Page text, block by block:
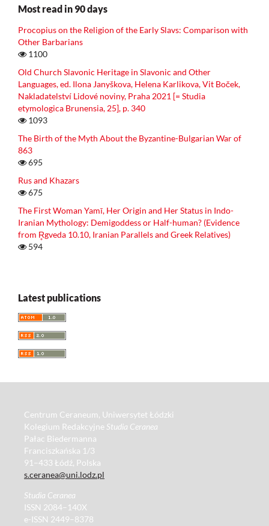
Most read in 90 days
Procopius on the Religion of the Early Slavs: Comparison with
Other Barbarians
1100
Old Church Slavonic Heritage in Slavonic and Other
Languages, ed. Ilona Janyškova, Helena Karlikova, Vit Boček,
Nakladatelství Lidové noviny, Praha 2021 [= Studia
etymologica Brunensia, 25], p. 340
1093
The Birth of the Myth About the Byzantine-Bulgarian War of
863
695
Rus and Khazars
675
The First Woman Yamī, Her Origin and Her Status in Indo-
Iranian Mythology: Demigoddess or Half-human? (Evidence
from R̥gveda 10.10, Iranian Parallels and Greek Relatives)
594
Latest publications
Centrum Ceraneum, Uniwersytet Łódzki
Kolegium Redakcyjne Studia Ceranea
Pałac Biedermanna
Franciszkańska 1/3
91–433 Łódź, Polska
s.ceranea@uni.lodz.pl
Studia Ceranea
ISSN 2084–140X
e-ISSN 2449–8378